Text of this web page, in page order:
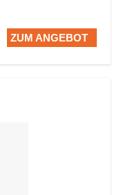
ZUM ANGEBOT